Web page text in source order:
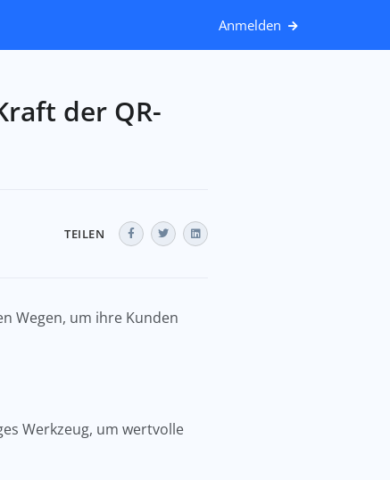
Anmelden
der QR-
TEILEN
Wegen, um ihre Kunden
Werkzeug, um wertvolle